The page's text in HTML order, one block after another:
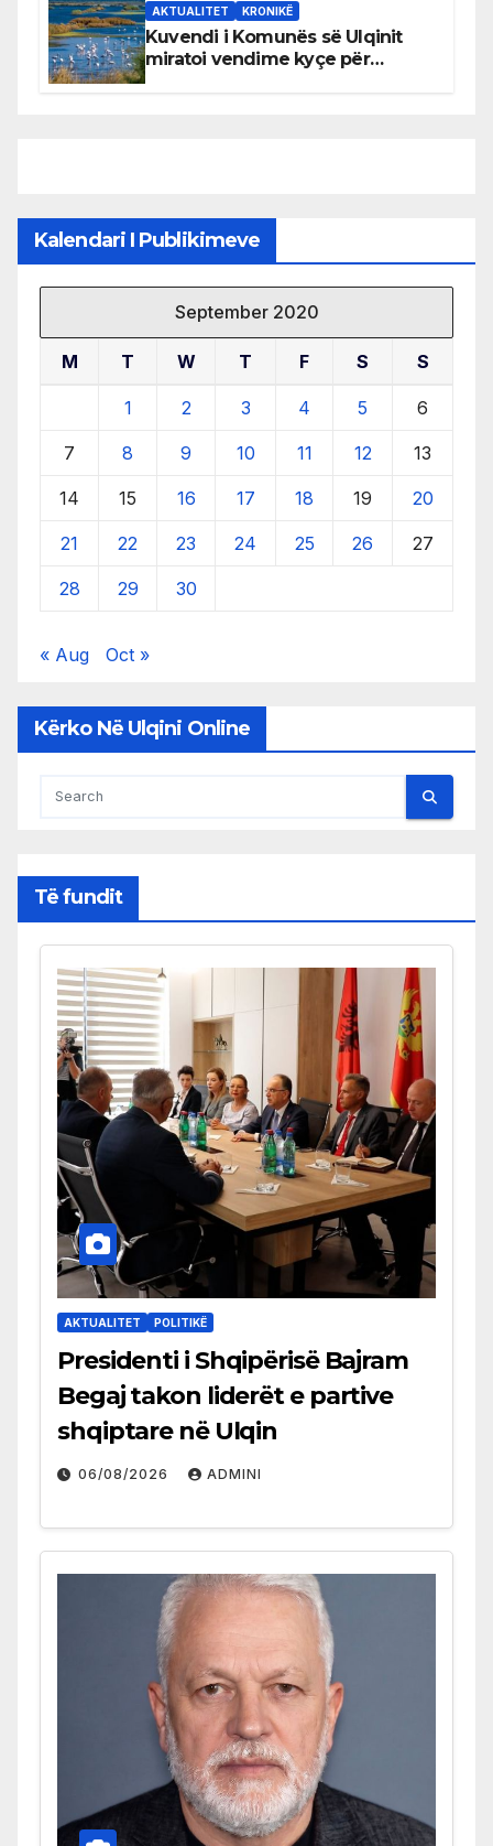
AKTUALITET KRONIKË
Kuvendi i Komunës së Ulqinit
miratoi vendime kyçe për
Kalendari I Publikimeve
September 2020
M T W T F S S
1 2 3 4 5 6
7 8 9 10 11 12 13
14 15 16 17 18 19 20
21 22 23 24 25 26 27
28 29 30
« Aug Oct »
Kërko Në Ulqini Online
Të fundit
AKTUALITET POLITIKË
Presidenti i Shqipërisë Bajram
Begaj takon liderët e partive
shqiptare në Ulqin
06/08/2026 ADMINI